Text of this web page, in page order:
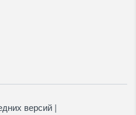
версий |